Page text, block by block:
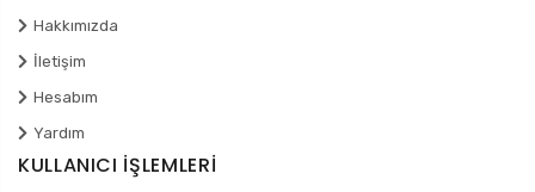
Hakkımızda
İletişim
Hesabım
Yardım
KULLANICI İŞLEMLERİ